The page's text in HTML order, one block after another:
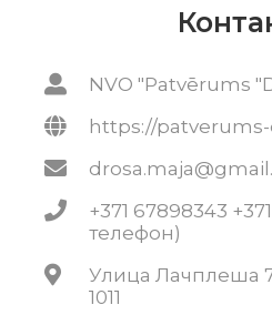
NVO "Patvērums
https://
+371 67898343
телефон)
Улица Лачплеша
1011